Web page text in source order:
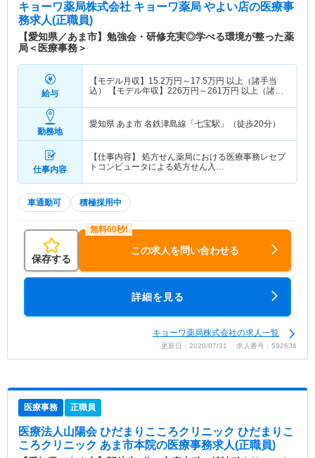
キョーワ薬局株式会社 キョーワ薬局 やよい店の医療事
務求人(正職員)
【愛知県／あま市】勉強会・研修充実◎学べる環境が整った薬
局＜医療事務＞
給与
【モデル月収】 15.2万円～ 17.5万円 以上（諸手当
込） 【モデル年収】 226万円～261万円 以上（諸手
勤務地
愛知県 あま市 名鉄津島線「七宝駅」（徒歩20分）
仕事内容
【仕事内容】 処方せん薬局における医療事務レセプ
トコンピュータによる処方せん入…
車通勤可 積極採用中
保存する
この求人を問い合わせる
詳細を見る
キョーワ薬局株式会社の求人一覧
更新日：2020/07/31 求人番号：592634
医療事務 正職員
医療法人山陽会 ひだまりこころクリニック ひだまりこ
ころクリニック あま市本院の医療事務求人(正職員)